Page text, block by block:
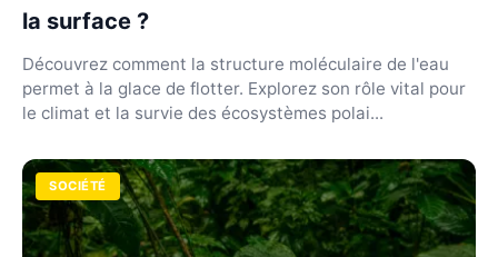
la surface ?
Découvrez comment la structure moléculaire de l'eau
permet à la glace de flotter. Explorez son rôle vital pour
le climat et la survie des écosystèmes polai...
SOCIÉTÉ